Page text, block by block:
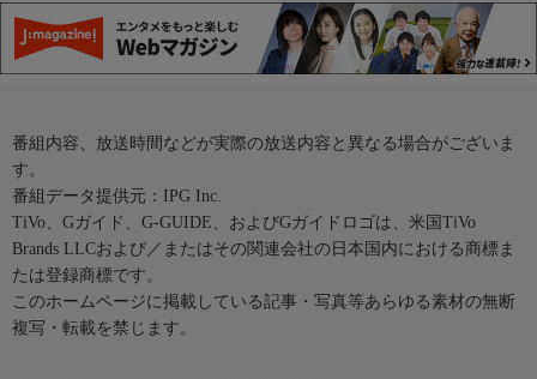
番組内容、放送時間などが実際の放送内容と異なる場合がございま
す。
番組データ提供元：IPG Inc.
TiVo、Gガイド、G-GUIDE、およびGガイドロゴは、米国TiVo
Brands LLCおよび／またはその関連会社の日本国内における商標ま
たは登録商標です。
このホームページに掲載している記事・写真等あらゆる素材の無断
複写・転載を禁じます。